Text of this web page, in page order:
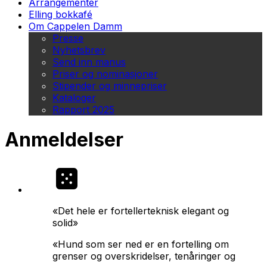
Arrangementer
Elling bokkafé
Om Cappelen Damm
Presse
Nyhetsbrev
Send inn manus
Priser og nominasjoner
Stipender og minnepriser
Kataloger
Rapport 2025
Anmeldelser
«Det hele er fortellerteknisk elegant og
solid»
«Hund som ser ned er en fortelling om
grenser og overskridelser, tenåringer og